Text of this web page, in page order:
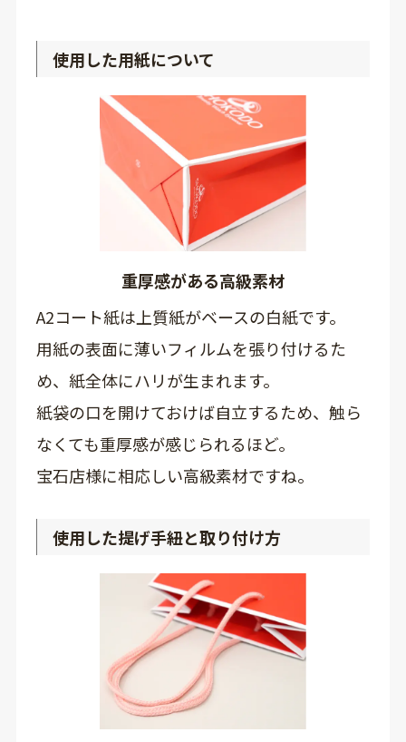
使用した用紙について
重厚感がある高級素材
A2コート紙は上質紙がベースの白紙です。
用紙の表面に薄いフィルムを張り付けるた
め、紙全体にハリが生まれます。
紙袋の口を開けておけば自立するため、触ら
なくても重厚感が感じられるほど。
宝石店様に相応しい高級素材ですね。
使用した提げ手紐と取り付け方